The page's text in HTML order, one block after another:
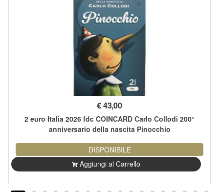
€43,00
2 euro Italia 2026 fdc COINCARD Carlo Collodi 200°
anniversario della nascita Pinocchio
DISPONIBILE
Aggiungi al Carrello